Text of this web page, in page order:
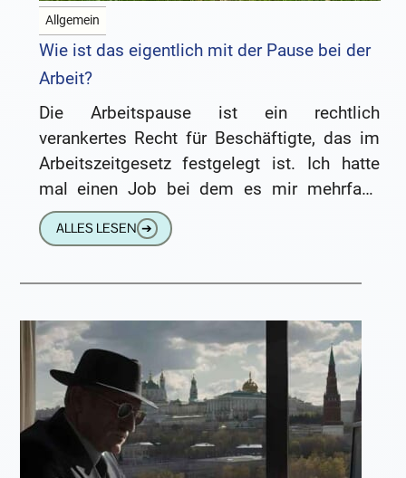
Allgemein
Wie ist das eigentlich mit der Pause bei der
Arbeit?
Die Arbeitspause ist ein rechtlich
verankertes Recht für Beschäftigte, das im
Arbeitszeitgesetz festgelegt ist. Ich hatte
mal einen Job bei dem es mir mehrfach
passiert, dass ich Spätdienst hatte und
ALLES LESEN ➔